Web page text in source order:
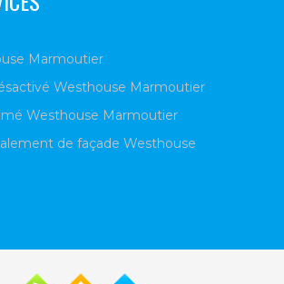
Marmoutier
Westhouse Marmoutier
Westhouse Marmoutier
de façade Westhouse